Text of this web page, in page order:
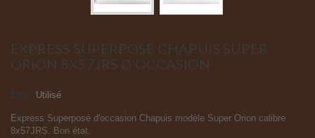
EXPRESS SUPERPOSE CHAPUIS SUPER
ORION 8X57JRS D'OCCASION
Utilisé
Express Superposé d'occasion Chapuis modèle Super Orion calibre
8x57JRS. Bon état.